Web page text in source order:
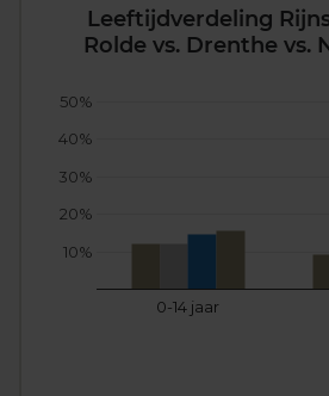
Leeftijdverdeling
Rolde vs. Drenthe vs.
0-14 jaar
10%
20%
30%
40%
50%